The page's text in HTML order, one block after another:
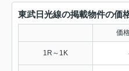
東武日光線の掲載物件の価
価
1R～1K